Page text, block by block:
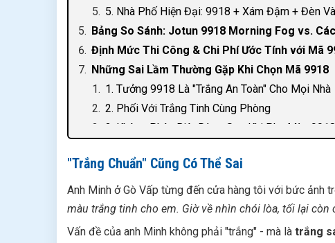
5. Nhà Phố Hiện Đại: 9918 + Xám Đậm + Đèn
Bảng So Sánh: Jotun 9918 Morning Fog vs.
Định Mức Thi Công & Chi Phí Ước Tính với Mã
Những Sai Lầm Thường Gặp Khi Chọn Mã 9918
1. Tưởng 9918 Là "Trắng An Toàn" Cho Mọi Nhà
2. Phối Với Trắng Tinh Cùng Phòng
3. Không Phân Biệt Dòng Sơn Khi Pha Màu 9918
Câu Hỏi Thường Gặp Về Mã Màu Jotun 9918
"Trắng Chuẩn" Cũng Có Thể Sai
Anh Minh ở Gò Vấp từng đến cửa hàng tôi với bức ảnh
màu trắng tinh cho em. Giờ về nhìn chói lòa, tối lại còn
Vấn đề của anh Minh không phải "trắng" - mà là trắng